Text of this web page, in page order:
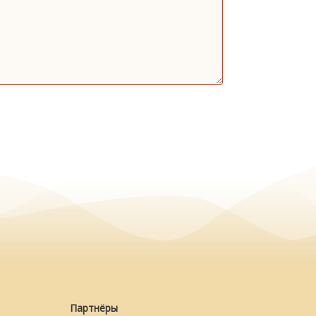
Партнёры